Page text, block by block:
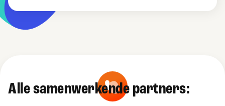
Alle samenwerkende partners: